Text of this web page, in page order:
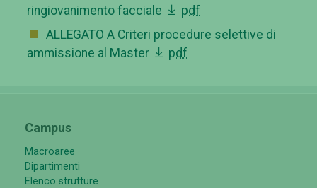
ringiovanimento facciale
pdf
ALLEGATO A Criteri procedure selettive di
ammissione al Master
pdf
Campus
Macroaree
Dipartimenti
Elenco strutture